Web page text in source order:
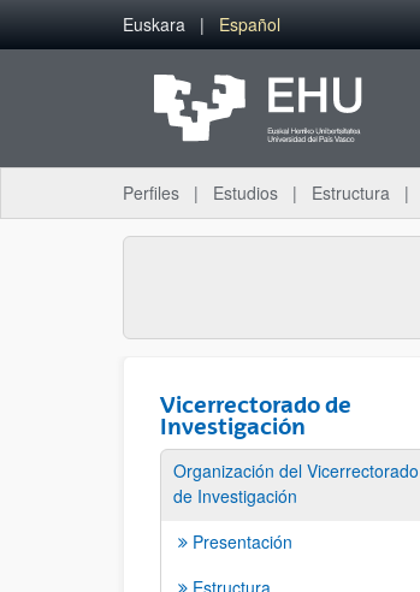
Saltar al contenido principal
Euskara Español
Perfiles Estudios Estructura
Vicerrectorado de
Investigación
Organización del Vicerrectorado
de Investigación
Presentación
Estructura